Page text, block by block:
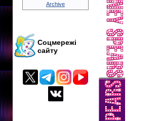
Archive
Соцмережі
сайту